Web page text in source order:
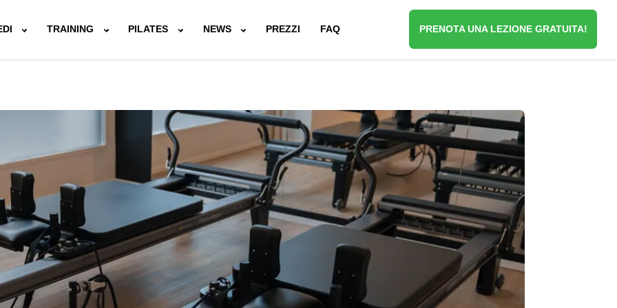
TRAINING PILATES NEWS PREZZI FAQ PRENOTA UNA LEZIONE GRATUITA!